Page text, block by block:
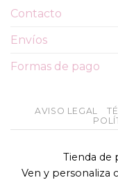
Contacto
Envíos
Formas de pago
AVISO LEGAL
Tienda de
Ven y personaliza